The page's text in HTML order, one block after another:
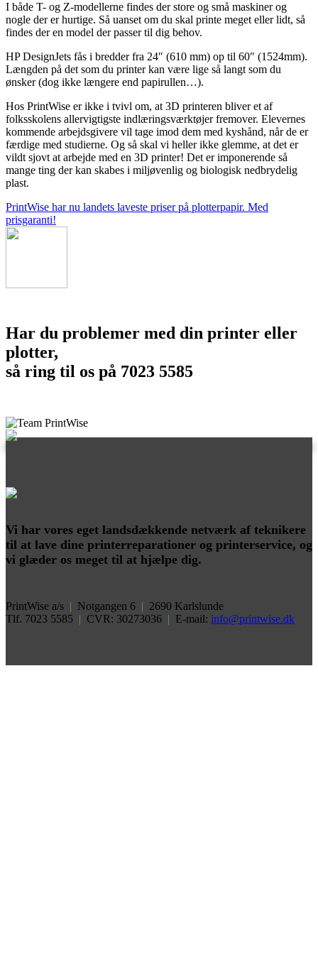
I både T- og Z-modellerne findes der store og små maskiner og
nogle der er hurtige. Så uanset om du skal printe meget eller lidt, så
findes der en model der passer til dig behov.
HP DesignJets fås i bredder fra 24″ (610 mm) op til 60″ (1524mm).
Længden på det som du printer kan være lige så langt som du
ønsker (dog ikke længere end papirullen…).
Hos PrintWise er ikke i tvivl om, at 3D printeren bliver et af
folksskolens allervigtigste indlæringsværktøjer fremover. Elevernes
kommende arbejdsgivere vil tage imod dem med kyshånd, når de er
færdige med studierne. Og så skal vi heller ikke glemme, at det er
vildt sjovt at arbejde med en 3D printer! Det er imponerende så
mange ting der kan skabes i miljøvenlig og biologisk nedbrydelig
plast.
PrintWise har nu landets laveste priser på plotterpapir. Med
prisgaranti!
Har du problemer med din printer eller
plotter,
så ring til os på 7023 5585
Vi har vores eget landsdækkende netværk af teknikere
til at lave dine printerreparationer og printerservice, og
vi glæder os meget til at hjælpe dig.
PrintWise a/s | Notgangen 6 | 2690 Karlslunde
Tlf. 7023 5585 | CVR: 30273036 | E-mail: info@printwise.dk